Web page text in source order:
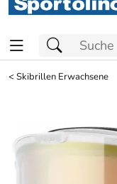
<Skibrillen Erwachsene